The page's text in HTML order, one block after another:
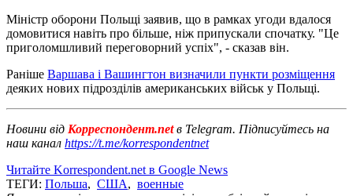
Міністр оборони Польщі заявив, що в рамках угоди вдалося
домовитися навіть про більше, ніж припускали спочатку. "Це
приголомшливий переговорний успіх", - сказав він.
Раніше Варшава і Вашингтон визначили пункти розміщення
деяких нових підрозділів американських військ у Польщі.
Новини від Корреспондент.netв Telegram. Підписуйтесь на
наш канал https://t.me/korrespondentnet
Читайте Korrespondent.net в Google News
ТЕГИ: Польша, США, военные